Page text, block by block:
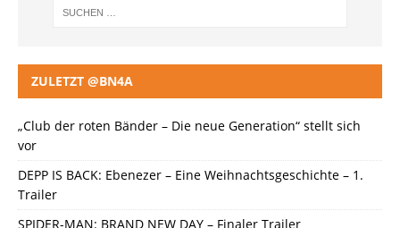
ZULETZT @BN4A
„Club der roten Bänder – Die neue Generation“ stellt sich
vor
DEPP IS BACK: Ebenezer – Eine Weihnachtsgeschichte – 1.
Trailer
SPIDER-MAN: BRAND NEW DAY – Finaler Trailer